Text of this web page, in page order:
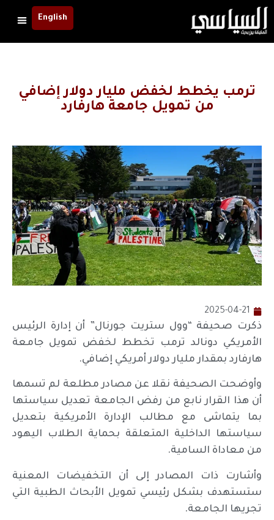
English
ترمب يخطط لخفض مليار دولار إضافي
من تمويل جامعة هارفارد
2025-04-21
ذكرت صحيفة “وول ستريت جورنال” أن إدارة الرئيس
الأمريكي دونالد ترمب تخطط لخفض تمويل جامعة
هارفارد بمقدار مليار دولار أمريكي إضافي.
وأوضحت الصحيفة نقلا عن مصادر مطلعة لم تسمها
أن هذا القرار نابع من رفض الجامعة تعديل سياستها
بما يتماشى مع مطالب الإدارة الأمريكية بتعديل
سياستها الداخلية المتعلقة بحماية الطلاب اليهود
من معاداة السامية.
وأشارت ذات المصادر إلى أن التخفيضات المعنية
ستستهدف بشكل رئيسي تمويل الأبحاث الطبية التي
تجريها الجامعة.